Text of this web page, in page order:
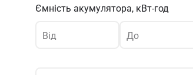
Ємність акумулятора, кВт-год
Від До